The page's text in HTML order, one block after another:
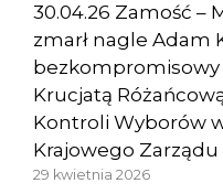
30.04.26 Zamość –
zmarł nagle Adam
Krucjatą
Kontroli Wyborów
Krajowego Zarządu
29 kwietnia 2026